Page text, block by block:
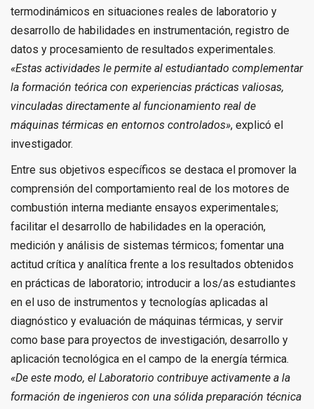
termodinámicos en situaciones reales de laboratorio y
desarrollo de habilidades en instrumentación, registro de
datos y procesamiento de resultados experimentales.
«Estas actividades le permite al estudiantado complementar
la formación teórica con experiencias prácticas valiosas,
vinculadas directamente al funcionamiento real de
máquinas térmicas en entornos controlados», explicó el
investigador.
Entre sus objetivos específicos se destaca el promover la
comprensión del comportamiento real de los motores de
combustión interna mediante ensayos experimentales;
facilitar el desarrollo de habilidades en la operación,
medición y análisis de sistemas térmicos; fomentar una
actitud crítica y analítica frente a los resultados obtenidos
en prácticas de laboratorio; introducir a los/as estudiantes
en el uso de instrumentos y tecnologías aplicadas al
diagnóstico y evaluación de máquinas térmicas, y servir
como base para proyectos de investigación, desarrollo y
aplicación tecnológica en el campo de la energía térmica.
«De este modo, el Laboratorio contribuye activamente a la
formación de ingenieros con una sólida preparación técnica